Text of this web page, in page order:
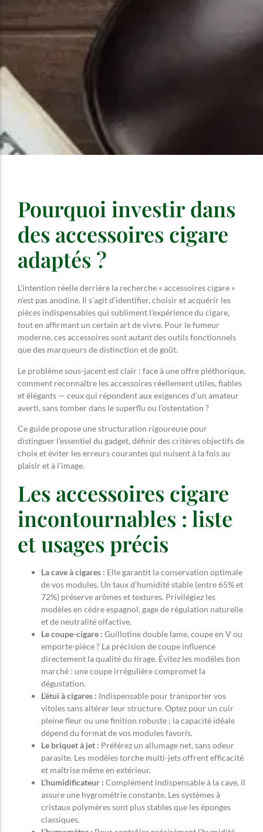
Pourquoi investir dans
des accessoires cigare
adaptés ?
L’intention réelle derrière la recherche « accessoires cigare »
n’est pas anodine. Il s’agit d’identifier, choisir et acquérir les
pièces indispensables qui subliment l’expérience du cigare,
tout en affirmant un certain art de vivre. Pour le fumeur
moderne, ces accessoires sont autant des outils fonctionnels
que des marqueurs de distinction et de goût.
Le problème sous-jacent est clair : face à une offre pléthorique,
comment reconnaître les accessoires réellement utiles, fiables
et élégants — ceux qui répondent aux exigences d’un amateur
averti, sans tomber dans le superflu ou l’ostentation ?
Ce guide propose une structuration rigoureuse pour
distinguer l’essentiel du gadget, définir des critères objectifs de
choix et éviter les erreurs courantes qui nuisent à la fois au
plaisir et à l’image.
Les accessoires cigare
incontournables : liste
et usages précis
La cave à cigares : Elle garantit la conservation optimale
de vos modules. Un taux d’humidité stable (entre 65% et
72%) préserve arômes et textures. Privilégiez les
modèles en cèdre espagnol, gage de régulation naturelle
et de neutralité olfactive.
Le coupe-cigare : Guillotine double lame, coupe en V ou
emporte-pièce ? La précision de coupe influence
directement la qualité du tirage. Évitez les modèles bon
marché : une coupe irrégulière compromet la
dégustation.
L’étui à cigares : Indispensable pour transporter vos
vitoles sans altérer leur structure. Optez pour un cuir
pleine fleur ou une finition robuste ; la capacité idéale
dépend du format de vos modules favoris.
Le briquet à jet : Préférez un allumage net, sans odeur
parasite. Les modèles torche multi-jets offrent efficacité
et maîtrise même en extérieur.
L’humidificateur : Complément indispensable à la cave, il
assure une hygrométrie constante. Les systèmes à
cristaux polymères sont plus stables que les éponges
classiques.